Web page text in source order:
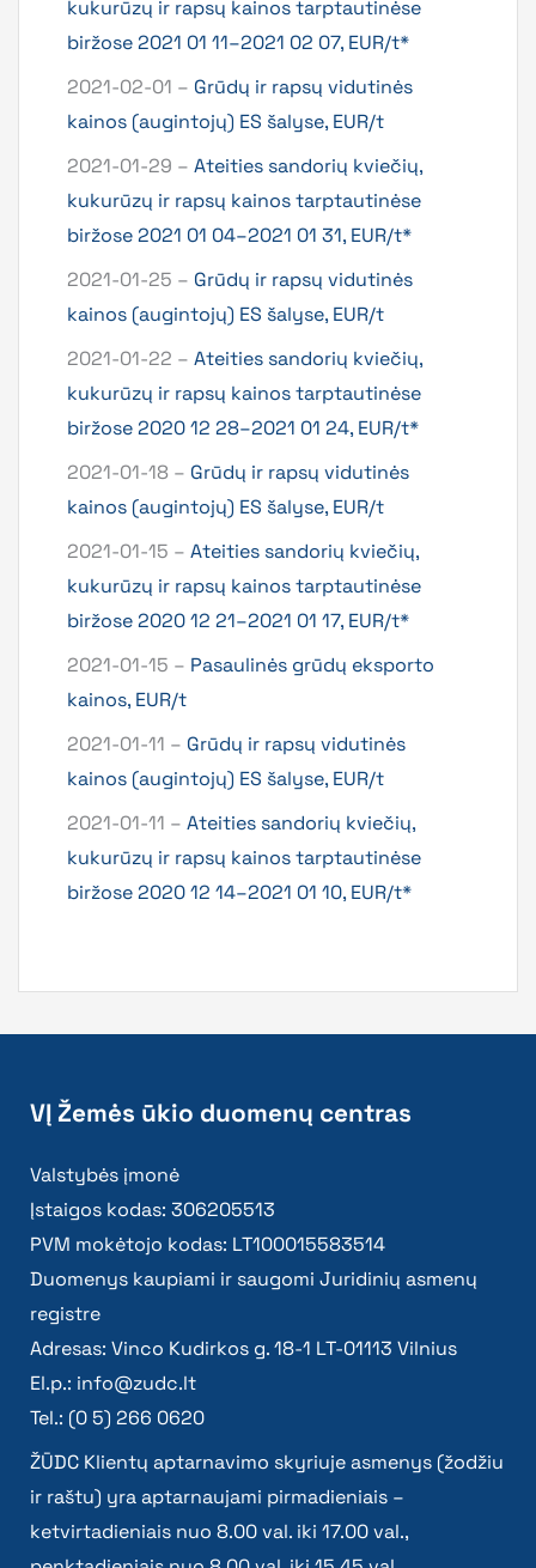
kukurūzų ir rapsų kainos tarptautinėse
biržose 2021 01 11–2021 02 07, EUR/t*
2021-02-01 – Grūdų ir rapsų vidutinės
kainos (augintojų) ES šalyse, EUR/t
2021-01-29 – Ateities sandorių kviečių,
kukurūzų ir rapsų kainos tarptautinėse
biržose 2021 01 04–2021 01 31, EUR/t*
2021-01-25 – Grūdų ir rapsų vidutinės
kainos (augintojų) ES šalyse, EUR/t
2021-01-22 – Ateities sandorių kviečių,
kukurūzų ir rapsų kainos tarptautinėse
biržose 2020 12 28–2021 01 24, EUR/t*
2021-01-18 – Grūdų ir rapsų vidutinės
kainos (augintojų) ES šalyse, EUR/t
2021-01-15 – Ateities sandorių kviečių,
kukurūzų ir rapsų kainos tarptautinėse
biržose 2020 12 21–2021 01 17, EUR/t*
2021-01-15 – Pasaulinės grūdų eksporto
kainos, EUR/t
2021-01-11 – Grūdų ir rapsų vidutinės
kainos (augintojų) ES šalyse, EUR/t
2021-01-11 – Ateities sandorių kviečių,
kukurūzų ir rapsų kainos tarptautinėse
biržose 2020 12 14–2021 01 10, EUR/t*
VĮ Žemės ūkio duomenų centras
Valstybės įmonė
Įstaigos kodas: 306205513
PVM mokėtojo kodas: LT100015583514
Duomenys kaupiami ir saugomi Juridinių asmenų
registre
Adresas: Vinco Kudirkos g. 18-1 LT-01113 Vilnius
El.p.: info@zudc.lt
Tel.: (0 5) 266 0620
ŽŪDC Klientų aptarnavimo skyriuje asmenys (žodžiu
ir raštu) yra aptarnaujami pirmadieniais –
ketvirtadieniais nuo 8.00 val. iki 17.00 val.,